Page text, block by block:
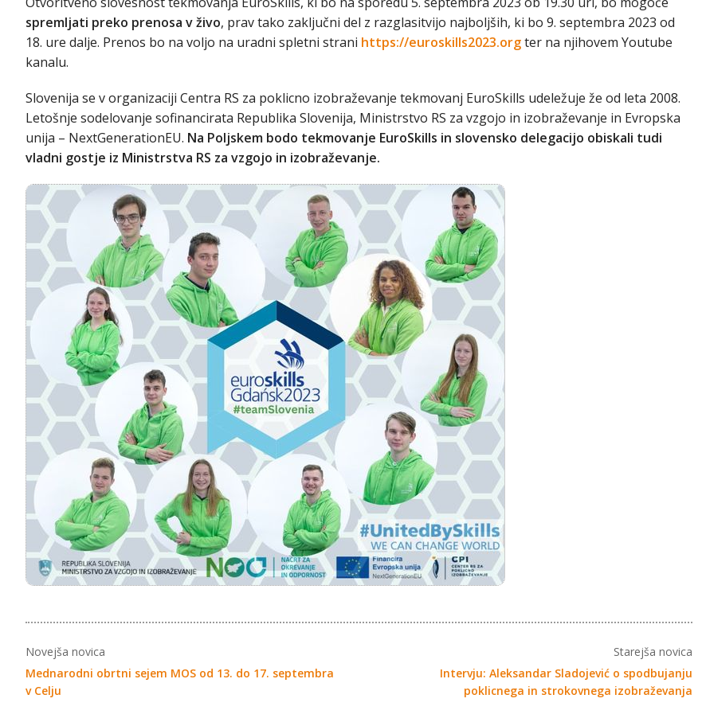
spremljati preko prenosa v živo, prav tako zaključni del z razglasitvijo najboljših, ki bo 9. septembra 2023 od
18. ure dalje. Prenos bo na voljo na uradni spletni strani https://euroskills2023.orgter na njihovem Youtube
kanalu.
Slovenija se v organizaciji Centra RS za poklicno izobraževanje tekmovanj EuroSkills udeležuje že od leta 2008.
Letošnje sodelovanje sofinancirata Republika Slovenija, Ministrstvo RS za vzgojo in izobraževanje in Evropska
unija – NextGenerationEU. Na Poljskem bodo tekmovanje EuroSkills in slovensko delegacijo obiskali tudi
vladni gostje iz Ministrstva RS za vzgojo in izobraževanje.
Novejša novica
Mednarodni obrtni sejem MOS od 13. do 17. septembra
v Celju
Starejša novica
Intervju: Aleksandar Sladojević o spodbujanju
poklicnega in strokovnega izobraževanja